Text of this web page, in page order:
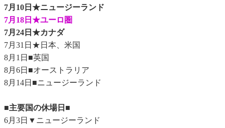
7月10日★ニュージーランド
7月18日★ユーロ圏
7月24日★カナダ
7月31日★日本、米国
8月1日■英国
8月6日■オーストラリア
8月14日■ニュージーランド
■主要国の休場日■
6月3日▼ニュージーランド